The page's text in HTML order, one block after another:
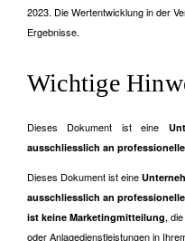
2023. Die Wertentwicklung in der
Ergebnisse.
Wichtige
Dieses Dokument ist eine
ausschliesslich an
Dieses Dokument ist eine
ausschliesslich an
ist keine Marketingmitteilung,
oder Anlagedienstleistungen in